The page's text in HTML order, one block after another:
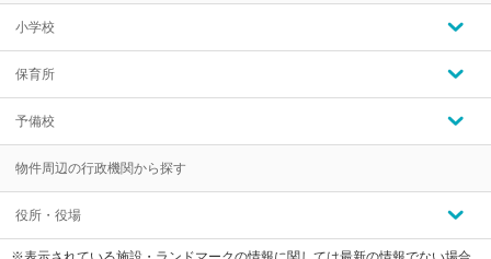
小学校
保育所
予備校
物件周辺の行政機関から探す
役所・役場